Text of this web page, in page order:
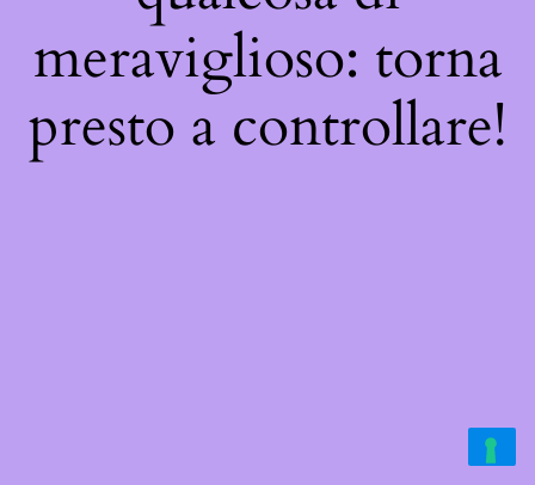
meraviglioso: torna
presto a controllare!